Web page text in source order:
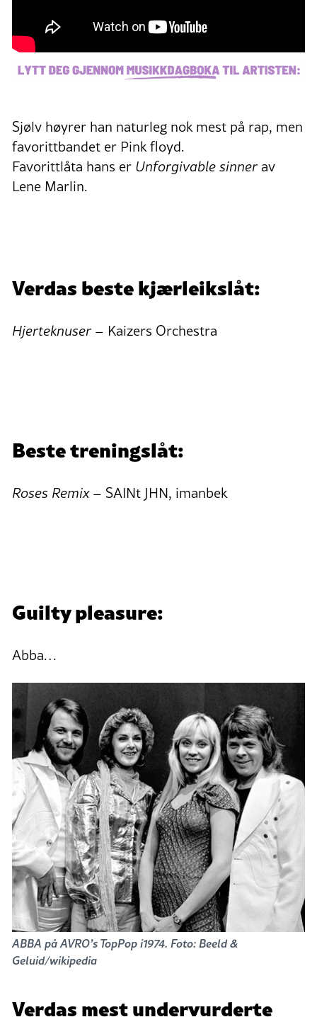
Sjølv høyrer han naturleg nok mest på rap, men
favorittbandet er Pink floyd.
Favorittlåta hans er Unforgivable sinnerav
Lene Marlin.
Verdas beste kjærleikslåt:
Hjerteknuser – Kaizers Orchestra
Beste treningslåt:
Roses Remix– SAINt JHN, imanbek
Guilty pleasure:
Abba…
ABBA på AVRO’s TopPop i1974. Foto: Beeld &
Geluid/wikipedia
Verdas mest undervurderte